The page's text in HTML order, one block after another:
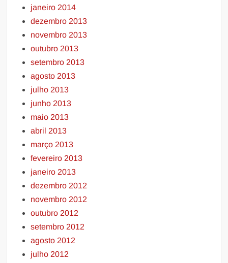
janeiro 2014
dezembro 2013
novembro 2013
outubro 2013
setembro 2013
agosto 2013
julho 2013
junho 2013
maio 2013
abril 2013
março 2013
fevereiro 2013
janeiro 2013
dezembro 2012
novembro 2012
outubro 2012
setembro 2012
agosto 2012
julho 2012